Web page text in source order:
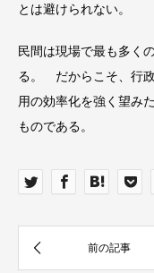
とは避けられない。
民間は現場で最も多く
る。 だからこそ、行
用の効率化を強く望み
ものである。